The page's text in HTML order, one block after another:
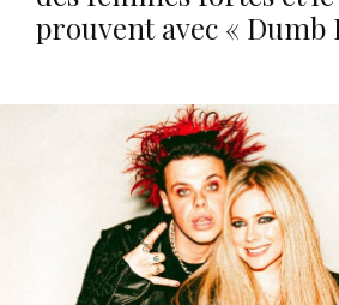
prouvent avec « Dumb